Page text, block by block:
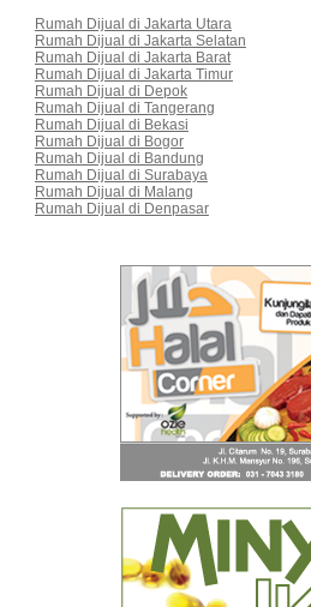
Rumah Dijual di Jakarta Utara
Rumah Dijual di Jakarta Selatan
Rumah Dijual di Jakarta Barat
Rumah Dijual di Jakarta Timur
Rumah Dijual di Depok
Rumah Dijual di Tangerang
Rumah Dijual di Bekasi
Rumah Dijual di Bogor
Rumah Dijual di Bandung
Rumah Dijual di Surabaya
Rumah Dijual di Malang
Rumah Dijual di Denpasar